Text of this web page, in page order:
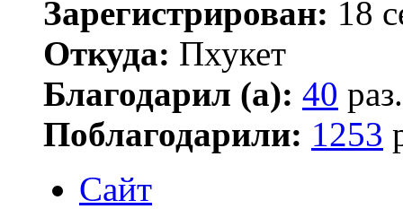
Зарегистрирован: 18
Откуда: Пхукет
Благодарил (а): 40 раз.
Поблагодарили: 1253
Сайт